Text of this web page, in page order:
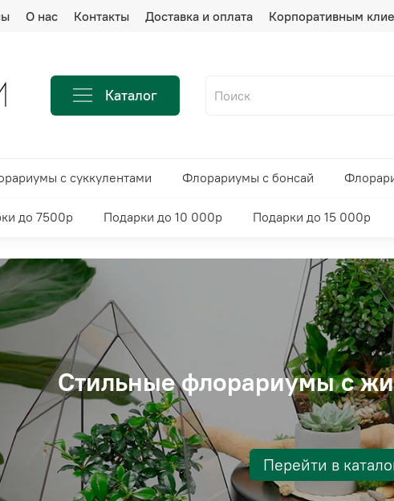
О нас Контакты Доставка и оплата Корпоративным
Каталог
с суккулентами Флорариумы с бонсай
до 7500р Подарки до 10 000р Подарки до 15 000р
Стильные флорариумы с
Перейти в